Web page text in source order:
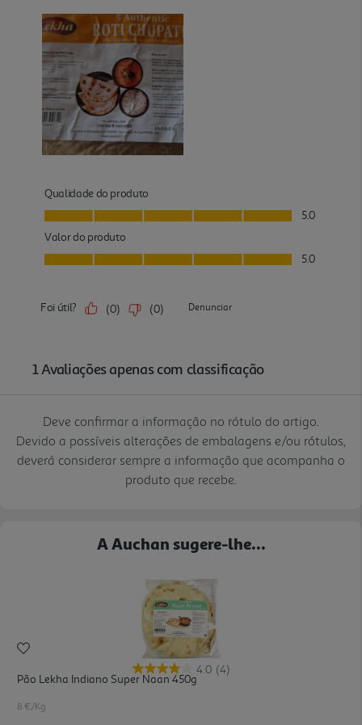
Deve confirmar a informação no rótulo do artigo.
Devido a possíveis alterações de embalagens e/ou rótulos,
deverá considerar sempre a informação que acompanha o
produto que recebe.
A Auchan sugere-lhe...
4.0 (4)
Pão Lekha Indiano Super Naan 450g
8 €/Kg